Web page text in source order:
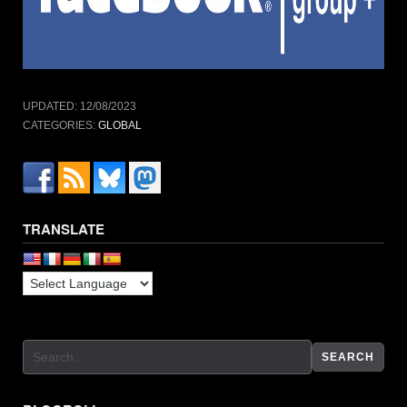
UPDATED: 12/08/2023
CATEGORIES: GLOBAL
TRANSLATE
SEARCH